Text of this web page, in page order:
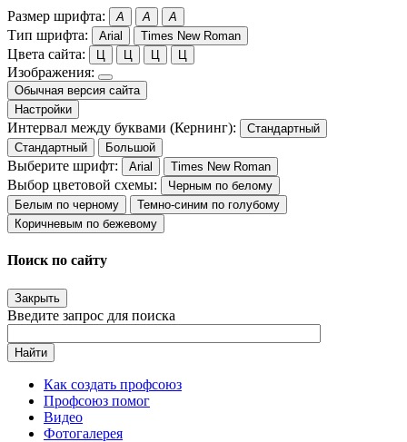
Размер шрифта: A A A
Тип шрифта: Arial Times New Roman
Цвета сайта: Ц Ц Ц Ц
Изображения:
Обычная версия сайта
Настройки
Интервал между буквами (Кернинг):
Стандартный
Стандартный
Большой
Выберите шрифт: Arial Times New Roman
Выбор цветовой схемы:
Черным по белому
Белым по черному
Темно-синим по голубому
Коричневым по бежевому
Поиск по сайту
Закрыть
Введите запрос для поиска
Найти
Как создать профсоюз
Профсоюз помог
Видео
Фотогалерея